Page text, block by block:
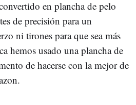
en plancha de pelo
de precisión para un
ni tirones para que sea más
hemos usado una plancha de
de hacerse con la mejor de